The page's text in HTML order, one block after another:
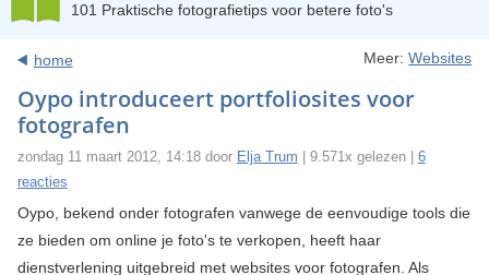
101 Praktische fotografietips voor betere foto's
home Meer:Websites
Oypo introduceert portfoliosites voor
fotografen
zondag 11 maart 2012, 14:18 door Elja Trum | 9.571x gelezen | 6
reacties
Oypo, bekend onder fotografen vanwege de eenvoudige tools die
ze bieden om online je foto's te verkopen, heeft haar
dienstverlening uitgebreid met websites voor fotografen. Als